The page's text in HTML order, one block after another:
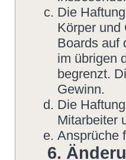
Die
Körper und
Boards auf
im übrigen
begrenzt.
Gewinn.
Die
Mitarbeiter
Ansprüche
6.